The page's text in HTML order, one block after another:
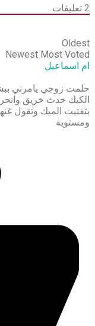
2تعليقات
Oldest
Newest Most Voted
ام اسماعيل
حلمت زوجي يامرني
الكيك حدث خريق
بتفتيت الميك وتقول
ومستوية